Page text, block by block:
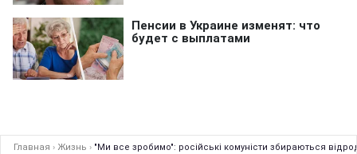
Главная › Жизнь › "Ми все зробимо": російські комуністи збираються